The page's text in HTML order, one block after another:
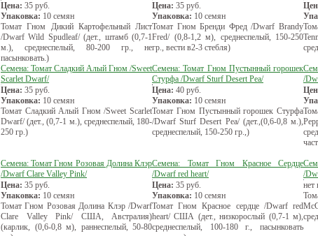
Цена: 35 руб.
Упаковка: 10 семян
Томат Гном Дикий Картофельный Лист
/Dwarf Wild Spudleaf/ (дет., штамб (0,7-1
м.), среднеспелый, 80-200 гр., не
пасынковать.)
Цена: 35 руб.
Упаковка: 10 семян
Томат Гном Бренди Фред /Dwarf Brandy
Fred/ (0,8-1,2 м), среднеспелый, 150-250
гр., вести в2-3 стебля)
Семена: Томат Сладкий Алый Гном /Sweet
Scarlet Dwarf/
Цена: 35 руб.
Упаковка: 10 семян
Томат Сладкий Алый Гном /Sweet Scarlet
Dwarf/ (дет., (0,7-1 м.), среднеспелый, 180-
250 гр.)
Семена: Томат Гном Пустынный горошек
Стурфа /Dwarf Sturf Desert Pea/
Цена: 40 руб.
Упаковка: 10 семян
Томат Гном Пустынный горошек Стурфа
/Dwarf Sturf Desert Pea/ (дет.,(0,6-0,8 м.),
среднеспелый, 150-250 гр.,)
/
Семена: Томат Гном Розовая Долина Клэр
/Dwarf Clare Valley Pink/
Цена: 35 руб.
Упаковка: 10 семян
Томат Гном Розовая Долина Клэр /Dwarf
Clare Valley Pink/ США, Австралия)
(карлик, (0,6-0,8 м), раннеспелый, 50-80
Семена: Томат Гном Красное Сердце
/Dwarf red heart/
Цена: 35 руб.
Упаковка: 10 семян
Томат Гном Красное сердце /Dwarf red
heart/ США (дет., низкорослый (0,7-1 м),
среднеспелый, 100-180 г., пасынковать
/
нет